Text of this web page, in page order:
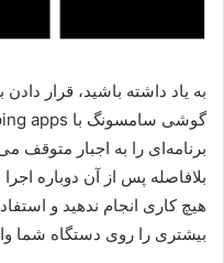
به یاد داشته باشید، قرار
برنامه‌ای را به اجبار متوقف
بلافاصله پس از آن دوباره
هیچ کاری انجام ندهید و
بیشتری را روی دستگاه شما